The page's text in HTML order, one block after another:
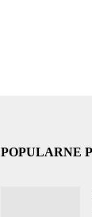
POPULARNE